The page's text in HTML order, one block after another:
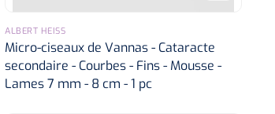
ALBERT HEISS
Micro-ciseaux de Vannas - Cataracte
secondaire - Courbes - Fins - Mousse -
Lames 7 mm - 8 cm - 1 pc